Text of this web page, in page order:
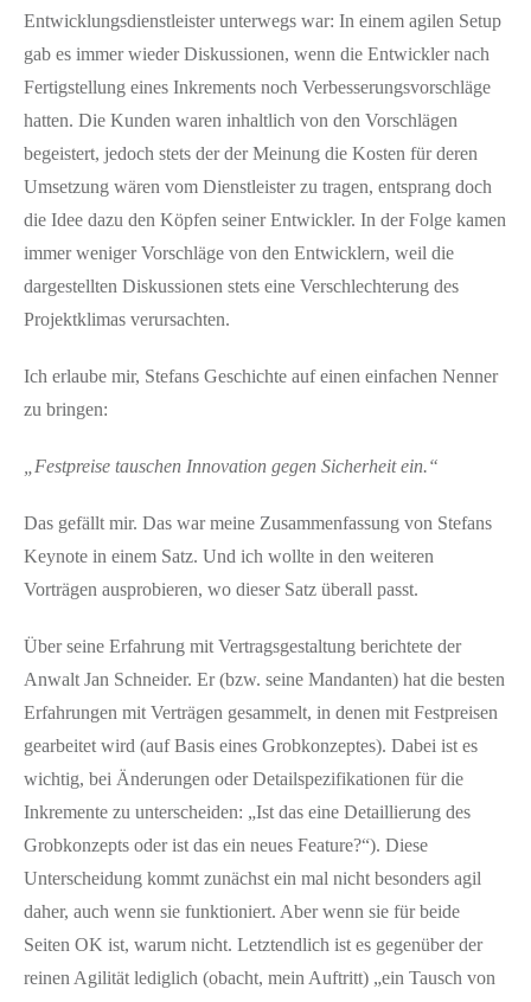
Entwicklungsdienstleister unterwegs war: In einem agilen Setup
gab es immer wieder Diskussionen, wenn die Entwickler nach
Fertigstellung eines Inkrements noch Verbesserungsvorschläge
hatten. Die Kunden waren inhaltlich von den Vorschlägen
begeistert, jedoch stets der der Meinung die Kosten für deren
Umsetzung wären vom Dienstleister zu tragen, entsprang doch
die Idee dazu den Köpfen seiner Entwickler. In der Folge kamen
immer weniger Vorschläge von den Entwicklern, weil die
dargestellten Diskussionen stets eine Verschlechterung des
Projektklimas verursachten.
Ich erlaube mir, Stefans Geschichte auf einen einfachen Nenner
zu bringen:
„Festpreise tauschen Innovation gegen Sicherheit ein.“
Das gefällt mir. Das war meine Zusammenfassung von Stefans
Keynote in einem Satz. Und ich wollte in den weiteren
Vorträgen ausprobieren, wo dieser Satz überall passt.
Über seine Erfahrung mit Vertragsgestaltung berichtete der
Anwalt Jan Schneider. Er (bzw. seine Mandanten) hat die besten
Erfahrungen mit Verträgen gesammelt, in denen mit Festpreisen
gearbeitet wird (auf Basis eines Grobkonzeptes). Dabei ist es
wichtig, bei Änderungen oder Detailspezifikationen für die
Inkremente zu unterscheiden: „Ist das eine Detaillierung des
Grobkonzepts oder ist das ein neues Feature?“). Diese
Unterscheidung kommt zunächst ein mal nicht besonders agil
daher, auch wenn sie funktioniert. Aber wenn sie für beide
Seiten OK ist, warum nicht. Letztendlich ist es gegenüber der
reinen Agilität lediglich (obacht, mein Auftritt) „ein Tausch von